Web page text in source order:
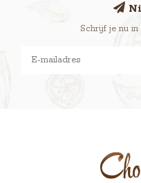
Schrijf je nu